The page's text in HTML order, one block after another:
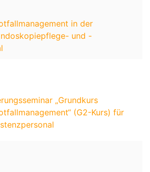
in der
und -
„Grundkurs
(G2-Kurs) für